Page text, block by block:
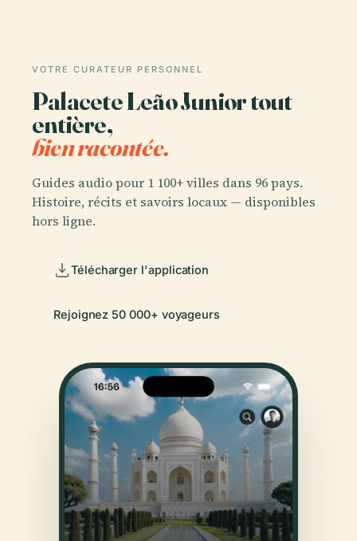
VOTRE CURATEUR PERSONNEL
Palacete Leão Junior tout
entière,
bien racontée.
Guides audio pour 1 100+ villes dans 96 pays.
Histoire, récits et savoirs locaux — disponibles
hors ligne.
Télécharger l'application
Rejoignez 50 000+ voyageurs